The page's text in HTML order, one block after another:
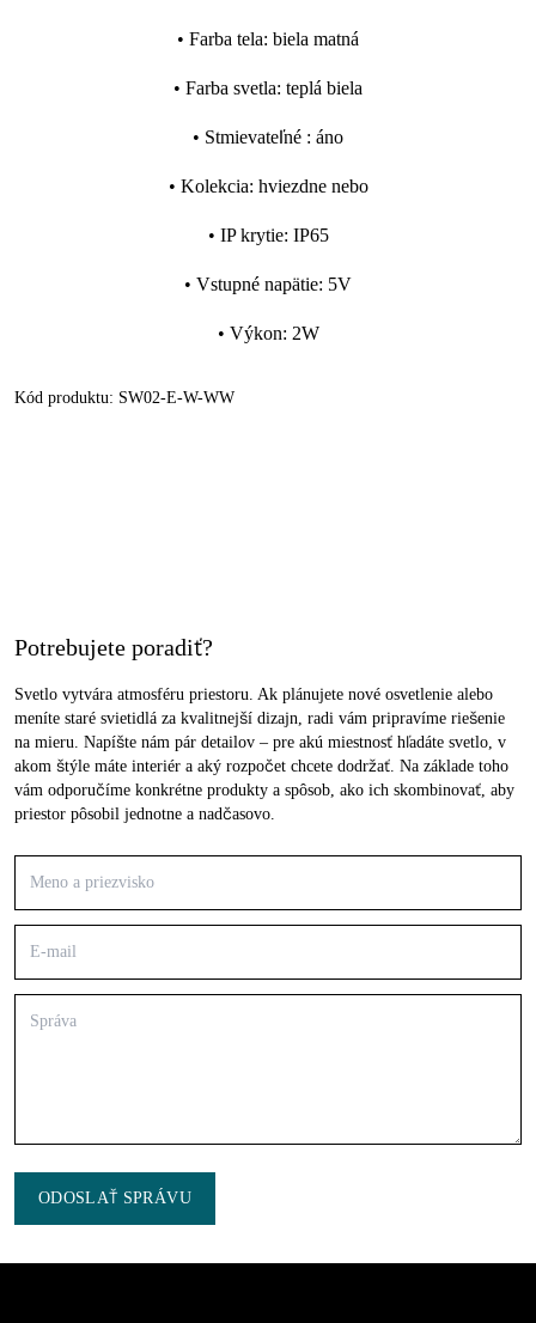
• Farba tela: biela matná
• Farba svetla: teplá biela
• Stmievateľné : áno
• Kolekcia: hviezdne nebo
• IP krytie: IP65
• Vstupné napätie: 5V
• Výkon: 2W
Kód produktu: SW02-E-W-WW
Potrebujete poradiť?
Svetlo vytvára atmosféru priestoru. Ak plánujete nové osvetlenie alebo
meníte staré svietidlá za kvalitnejší dizajn, radi vám pripravíme riešenie
na mieru. Napíšte nám pár detailov – pre akú miestnosť hľadáte svetlo, v
akom štýle máte interiér a aký rozpočet chcete dodržať. Na základe toho
vám odporučíme konkrétne produkty a spôsob, ako ich skombinovať, aby
priestor pôsobil jednotne a nadčasovo.
ODOSLAŤ SPRÁVU